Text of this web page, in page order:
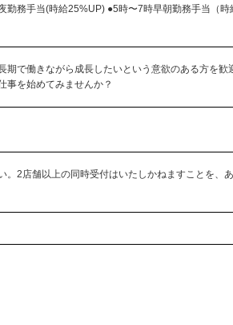
勤務手当(時給25%UP) ●5時〜7時早朝勤務手当（
期で働きながら成長したいという意欲のある方を
事を始めてみませんか？
。2店舗以上の同時受付はいたしかねますことを、